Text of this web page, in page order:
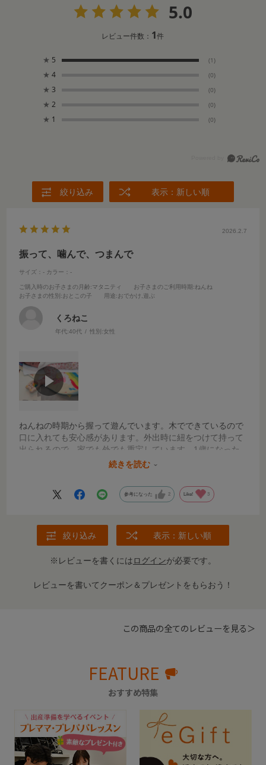
5.0
レビュー件数： 1件
★ 5 (1)
★ 4 (0)
★ 3 (0)
★ 2 (0)
★ 1 (0)
絞り込み 表示：新しい順
2026.2.7
振って、噛んで、つまんで
サイズ：- カラー：-
ご購入時のお子さまの月齢:マタニティ お子さまのご利用時期 :ねんね
お子さまの性別 :おとこの子 用途:おでかけ,遊ぶ
くろねこ
年代:40代 性別:女性
ねんねの時期から握って遊んでいます。木でできているので
口に入れても安心感があります。外出時に紐をつけて持って
出られるので、家でも外でも重宝しています。1歳になった
今でも、かじったり、振ったり、カラフルな木のパーツを指
続きを読む
参考になった 2 Like! 3
絞り込み 表示：新しい順
※レビューを書くにはログインが必要です。
レビューを書いてクーポン＆プレゼントをもらおう！
この商品の全てのレビューを見る＞
FEATURE
おすすめ特集